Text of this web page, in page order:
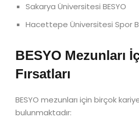
Sakarya Üniversitesi BESYO
Hacettepe Üniversitesi Spor
BESYO Mezunları
Fırsatları
BESYO mezunları için birçok
bulunmaktadır: